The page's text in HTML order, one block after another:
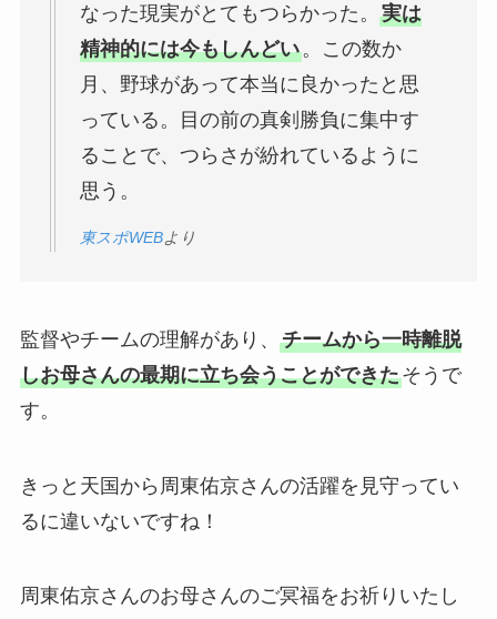
なった現実がとてもつらかった。 実は
精神的には今もしんどい。この数か
月、野球があって本当に良かったと思
っている。目の前の真剣勝負に集中す
ることで、つらさが紛れているように
思う。
東スポWEBより
監督やチームの理解があり、 チームから一時離脱
しお母さんの最期に立ち会うことができたそうで
す。
きっと天国から周東佑京さんの活躍を見守ってい
るに違いないですね！
周東佑京さんのお母さんのご冥福をお祈りいたし